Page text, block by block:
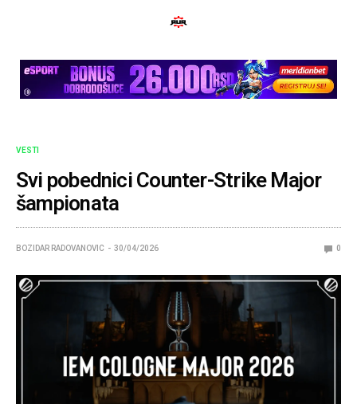
VESTI
Svi pobednici Counter-Strike Major
šampionata
BOZIDAR RADOVANOVIC 30/04/2026 0